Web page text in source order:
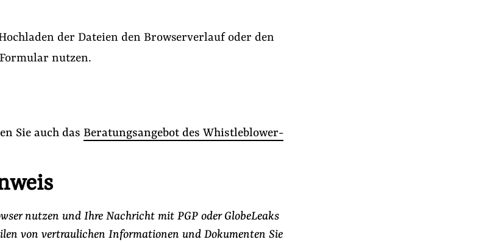
der Dateien den Browserverlauf oder den
nutzen.
Sie auch das Beratungsangebot des Whistleblower-
nutzen und Ihre Nachricht mit PGP oder GlobeLeaks
von vertraulichen Informationen und Dokumenten Sie